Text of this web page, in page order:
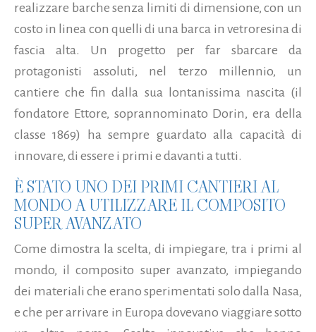
realizzare barche senza limiti di dimensione, con un
costo in linea con quelli di una barca in vetroresina di
fascia alta. Un progetto per far sbarcare da
protagonisti assoluti, nel terzo millennio, un
cantiere che fin dalla sua lontanissima nascita (il
fondatore Ettore, soprannominato Dorin, era della
classe 1869) ha sempre guardato alla capacità di
innovare, di essere i primi e davanti a tutti.
È STATO UNO DEI PRIMI CANTIERI AL
MONDO A UTILIZZARE IL COMPOSITO
SUPER AVANZATO
Come dimostra la scelta, di impiegare, tra i primi al
mondo, il composito super avanzato, impiegando
dei materiali che erano sperimentati solo dalla Nasa,
e che per arrivare in Europa dovevano viaggiare sotto